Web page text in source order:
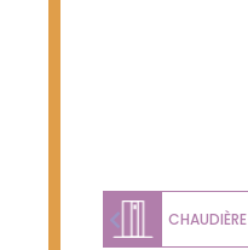
CHAUDIÈRE
Previous